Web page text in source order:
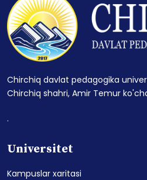
Chirchiq davlat pedagogika
Chirchiq shahri, Amir Temur
.
Universitet
Kampuslar xaritasi